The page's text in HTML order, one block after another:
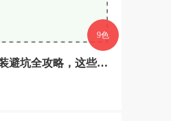
9色
定做职业装避坑全攻略，这些套路必警惕，不花冤枉钱